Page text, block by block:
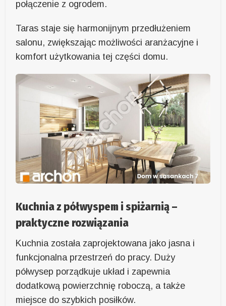
połączenie z ogrodem.
Taras staje się harmonijnym przedłużeniem
salonu, zwiększając możliwości aranżacyjne i
komfort użytkowania tej części domu.
Kuchnia z półwyspem i spiżarnią –
praktyczne rozwiązania
Kuchnia została zaprojektowana jako jasna i
funkcjonalna przestrzeń do pracy. Duży
półwysep porządkuje układ i zapewnia
dodatkową powierzchnię roboczą, a także
miejsce do szybkich posiłków.